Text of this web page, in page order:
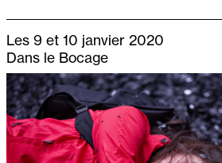
Les 9 et 10 janvier 2020
Dans le Bocage